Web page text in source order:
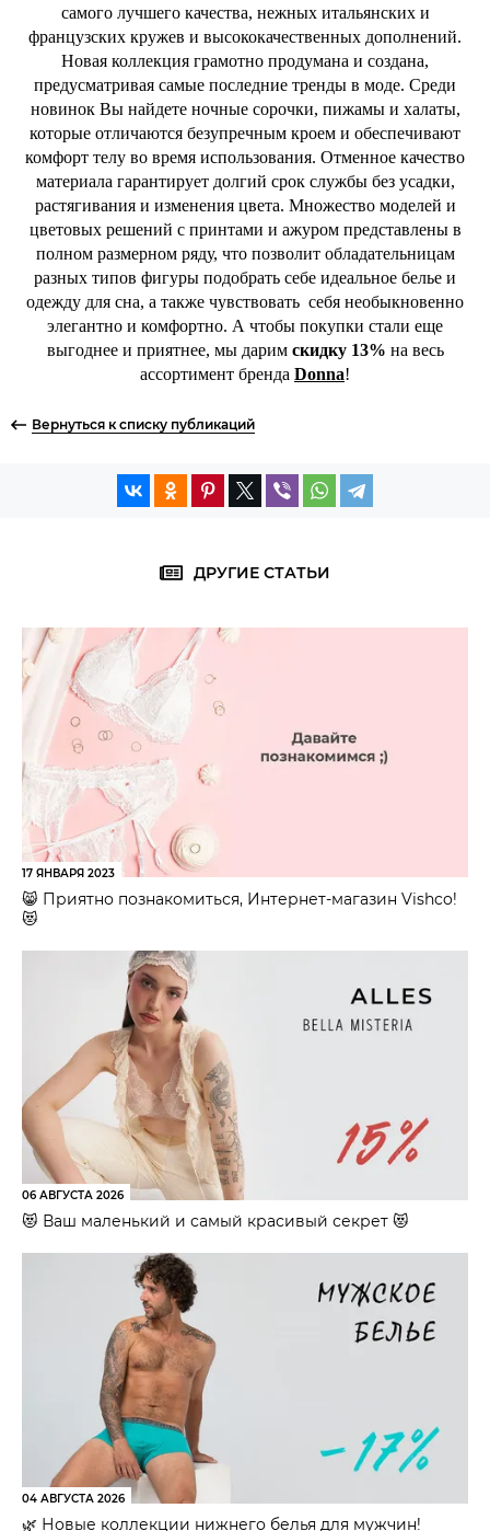
самого лучшего качества, нежных итальянских и
французских кружев и высококачественных дополнений.
Новая коллекция грамотно продумана и создана,
предусматривая самые последние тренды в моде. Среди
новинок Вы найдете ночные сорочки, пижамы и халаты,
которые отличаются безупречным кроем и обеспечивают
комфорт телу во время использования. Отменное качество
материала гарантирует долгий срок службы без усадки,
растягивания и изменения цвета. Множество моделей и
цветовых решений с принтами и ажуром представлены в
полном размерном ряду, что позволит обладательницам
разных типов фигуры подобрать себе идеальное белье и
одежду для сна, а также чувствовать себя необыкновенно
элегантно и комфортно. А чтобы покупки стали еще
выгоднее и приятнее, мы дарим скидку 13% на весь
ассортимент бренда Donna!
Вернуться к списку публикаций
ДРУГИЕ СТАТЬИ
17 ЯНВАРЯ 2023
😸 Приятно познакомиться, Интернет-магазин Vishco!
😻
06 АВГУСТА 2026
😻 Ваш маленький и самый красивый секрет 😻
04 АВГУСТА 2026
🌿 Новые коллекции нижнего белья для мужчин!